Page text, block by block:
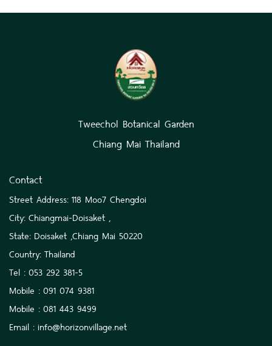
Tweechol Botanical Garden
Chiang Mai Thailand
Contact
Street Address: 118 Moo7 Chengdoi
City: Chiangmai-Doisaket ,
State: Doisaket ,Chiang Mai 50220
Country: Thailand
Tel : 053 292 381-5
Mobile : 091 074 9381
Mobile : 081 443 9499
Email : info@horizonvillage.net